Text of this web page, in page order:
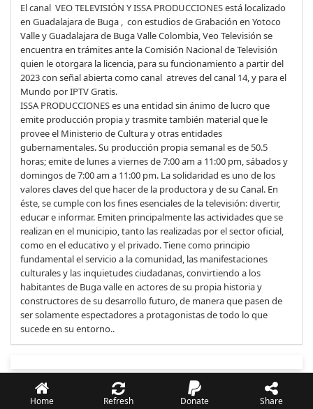
El canal VEO TELEVISIÓN Y ISSA PRODUCCIONES está localizado
en Guadalajara de Buga , con estudios de Grabación en Yotoco
Valle y Guadalajara de Buga Valle Colombia, Veo Televisión se
encuentra en trámites ante la Comisión Nacional de Televisión
quien le otorgara la licencia, para su funcionamiento a partir del
2023 con señal abierta como canal atreves del canal 14, y para el
Mundo por IPTV Gratis.
ISSA PRODUCCIONES es una entidad sin ánimo de lucro que
emite producción propia y trasmite también material que le
provee el Ministerio de Cultura y otras entidades
gubernamentales. Su producción propia semanal es de 50.5
horas; emite de lunes a viernes de 7:00 am a 11:00 pm, sábados y
domingos de 7:00 am a 11:00 pm. La solidaridad es uno de los
valores claves del que hacer de la productora y de su Canal. En
éste, se cumple con los fines esenciales de la televisión: divertir,
educar e informar. Emiten principalmente las actividades que se
realizan en el municipio, tanto las realizadas por el sector oficial,
como en el educativo y el privado. Tiene como principio
fundamental el servicio a la comunidad, las manifestaciones
culturales y las inquietudes ciudadanas, convirtiendo a los
habitantes de Buga valle en actores de su propia historia y
constructores de su desarrollo futuro, de manera que pasen de
ser solamente espectadores a protagonistas de todo lo que
sucede en su entorno..
Home Refresh Donate Share